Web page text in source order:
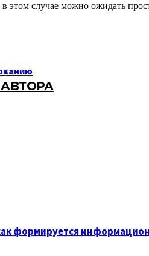
этом случае можно ожидать
формируется